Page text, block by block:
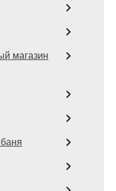
магазин